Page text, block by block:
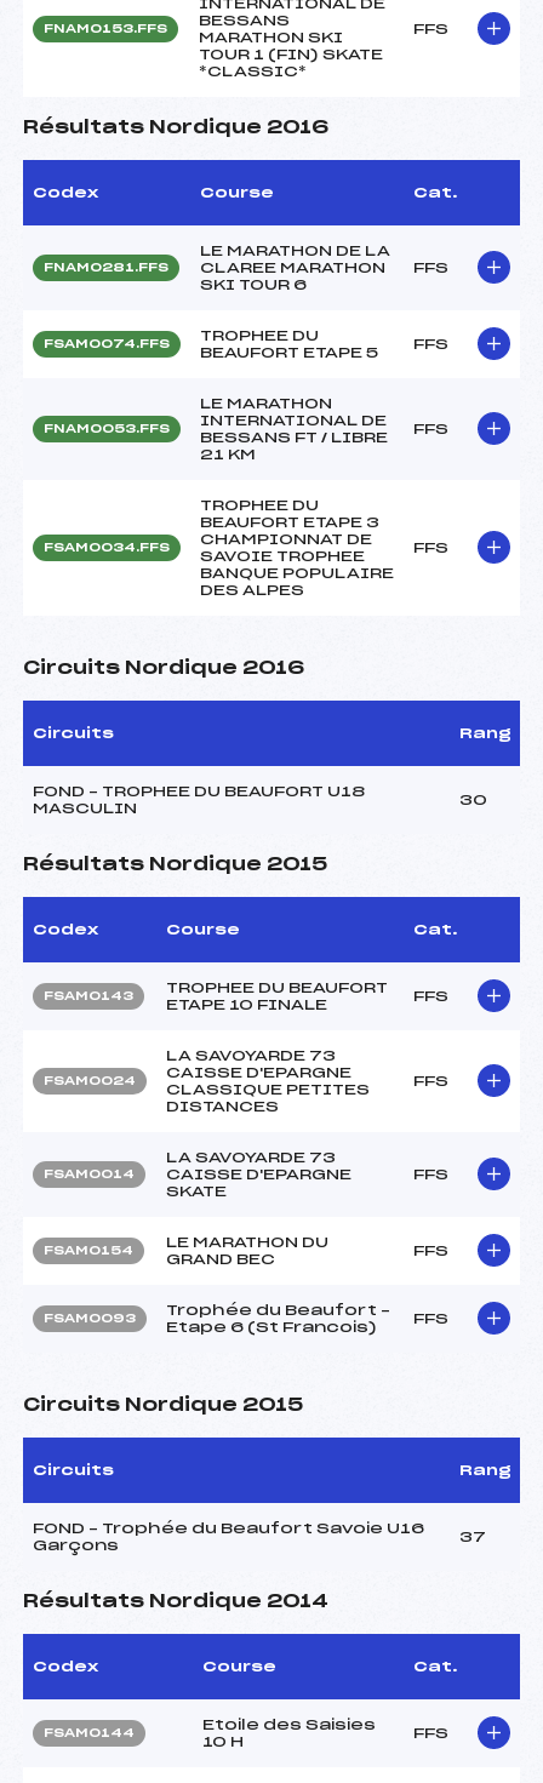
FNAM0153.FFS
INTERNATIONAL DE
BESSANS
MARATHON SKI
TOUR 1 (FIN) SKATE
*CLASSIC*
FFS
Résultats Nordique 2016
Codex Course Cat.
FNAM0281.FFS
LE MARATHON DE LA
CLAREE MARATHON
SKI TOUR 6
FFS
FSAM0074.FFS
TROPHEE DU
BEAUFORT ETAPE 5
FFS
FNAM0053.FFS
LE MARATHON
INTERNATIONAL DE
BESSANS FT / LIBRE
21 KM
FFS
FSAM0034.FFS
TROPHEE DU
BEAUFORT ETAPE 3
CHAMPIONNAT DE
SAVOIE TROPHEE
BANQUE POPULAIRE
DES ALPES
FFS
Circuits Nordique 2016
Circuits Rang
FOND – TROPHEE DU BEAUFORT U18
MASCULIN
30
Résultats Nordique 2015
Codex Course Cat.
FSAM0143
TROPHEE DU BEAUFORT
ETAPE 10 FINALE
FFS
FSAM0024
LA SAVOYARDE 73
CAISSE D'EPARGNE
CLASSIQUE PETITES
DISTANCES
FFS
FSAM0014
LA SAVOYARDE 73
CAISSE D'EPARGNE
SKATE
FFS
FSAM0154
LE MARATHON DU
GRAND BEC
FFS
FSAM0093
Trophée du Beaufort –
Etape 6 (St Francois)
FFS
Circuits Nordique 2015
Circuits Rang
FOND – Trophée du Beaufort Savoie U16
Garçons
37
Résultats Nordique 2014
Codex Course Cat.
FSAM0144
Etoile des Saisies
10 H
FFS